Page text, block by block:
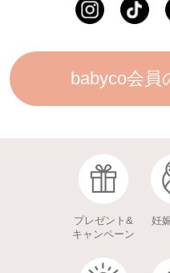
babyco会員
プレゼント&
キャンペーン
妊